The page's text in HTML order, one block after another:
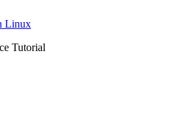
Linux
Tutorial